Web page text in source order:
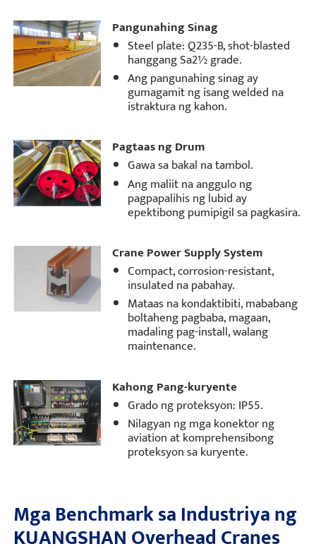
Pangunahing Sinag
Steel plate: Q235-B, shot-blasted
hanggang Sa2½ grade.
Ang pangunahing sinag ay
gumagamit ng isang welded na
istraktura ng kahon.
Pagtaas ng Drum
Gawa sa bakal na tambol.
Ang maliit na anggulo ng
pagpapalihis ng lubid ay
epektibong pumipigil sa pagkasira.
Crane Power Supply System
Compact, corrosion-resistant,
insulated na pabahay.
Mataas na kondaktibiti, mababang
boltaheng pagbaba, magaan,
madaling pag-install, walang
maintenance.
Kahong Pang-kuryente
Grado ng proteksyon: IP55.
Nilagyan ng mga konektor ng
aviation at komprehensibong
proteksyon sa kuryente.
Mga Benchmark sa Industriya ng
KUANGSHAN Overhead Cranes